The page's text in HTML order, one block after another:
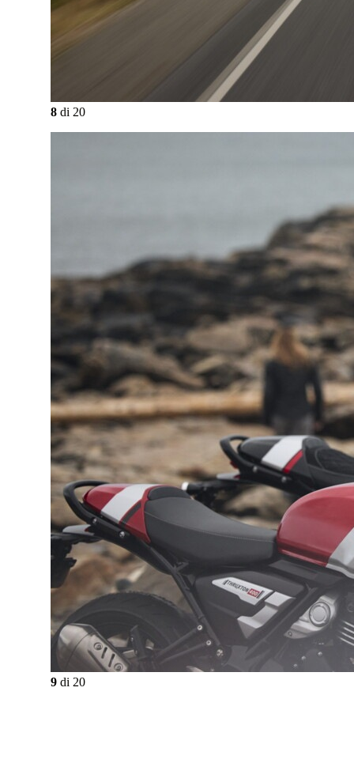
8 di 20
9 di 20